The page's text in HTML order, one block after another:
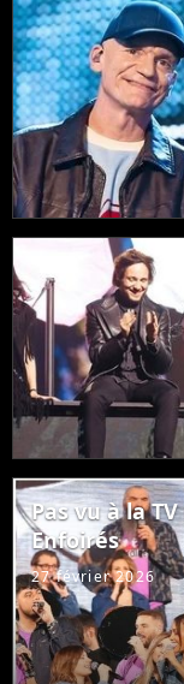
Pas vu à la
Enfoirés
27 février 2026